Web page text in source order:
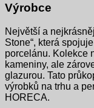
Výrobce
Největší a
Stone“, která
porcelánu. Kolekce
kameniny, ale
glazurou. Tato
výrobků na trhu a
HORECA.